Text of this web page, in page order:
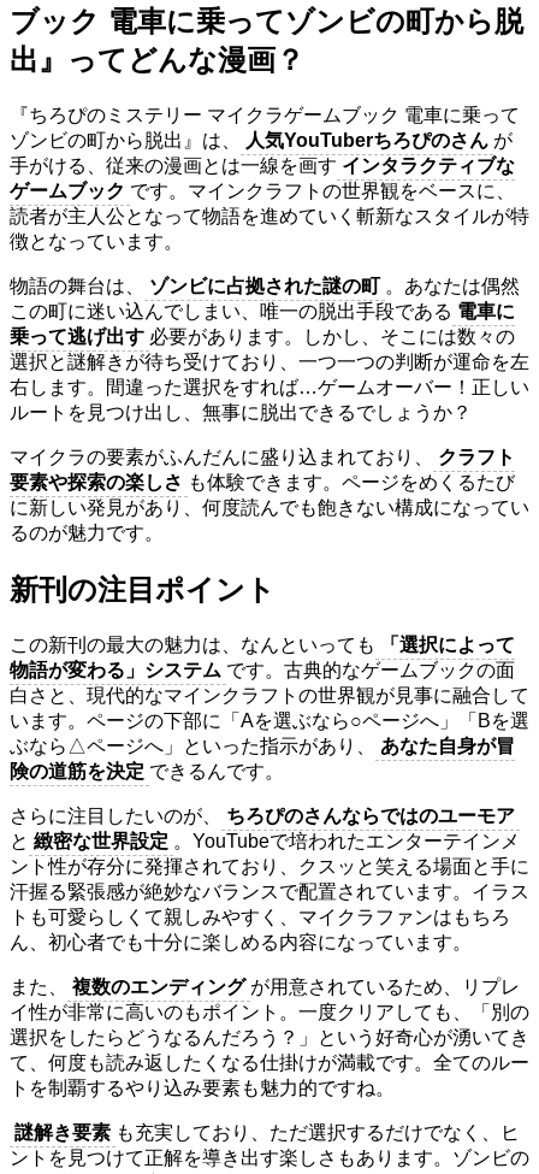
ブック 電車に乗ってゾンビの町から脱
出』ってどんな漫画？
『ちろぴのミステリー マイクラゲームブック 電車に乗って
ゾンビの町から脱出』は、
人気YouTuberちろぴのさん が
手がける、従来の漫画とは一線を画す インタラクティブな
ゲームブック です。マインクラフトの世界観をベースに、
読者が主人公となって物語を進めていく斬新なスタイルが特
徴となっています。
物語の舞台は、 ゾンビに占拠された謎の町 。あなたは偶然
この町に迷い込んでしまい、唯一の脱出手段である 電車に
乗って逃げ出す 必要があります。しかし、そこには数々の
選択と謎解きが待ち受けており、一つ一つの判断が運命を左
右します。間違った選択をすれば…ゲームオーバー！正しい
ルートを見つけ出し、無事に脱出できるでしょうか？
マイクラの要素がふんだんに盛り込まれており、
クラフト
要素や探索の楽しさ も体験できます。ページをめくるたび
に新しい発見があり、何度読んでも飽きない構成になってい
るのが魅力です。
新刊の注目ポイント
この新刊の最大の魅力は、なんといっても
「選択によって
物語が変わる」システム です。古典的なゲームブックの面
白さと、現代的なマインクラフトの世界観が見事に融合して
います。ページの下部に「Aを選ぶなら○ページへ」「Bを選
ぶなら△ページへ」といった指示があり、
あなた自身が冒
険の道筋を決定 できるんです。
さらに注目したいのが、
ちろぴのさんならではのユーモア
と 緻密な世界設定 。YouTubeで培われたエンターテインメ
ント性が存分に発揮されており、クスッと笑える場面と手に
汗握る緊張感が絶妙なバランスで配置されています。イラス
トも可愛らしくて親しみやすく、マイクラファンはもちろ
ん、初心者でも十分に楽しめる内容になっています。
また、 複数のエンディング が用意されているため、リプレ
イ性が非常に高いのもポイント。一度クリアしても、「別の
選択をしたらどうなるんだろう？」という好奇心が湧いてき
て、何度も読み返したくなる仕掛けが満載です。全てのルー
トを制覇するやり込み要素も魅力的ですね。
謎解き要素 も充実しており、ただ選択するだけでなく、ヒ
ントを見つけて正解を導き出す楽しさもあります。ゾンビの